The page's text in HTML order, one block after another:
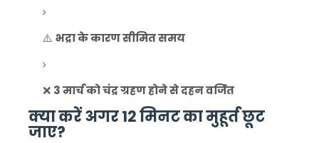
⚠️ भद्रा के कारण सीमित समय
❌ 3 मार्च को चंद्र ग्रहण होने से दहन वर्जित
क्या करें अगर 12 मिनट का मुहूर्त छूट
जाए?